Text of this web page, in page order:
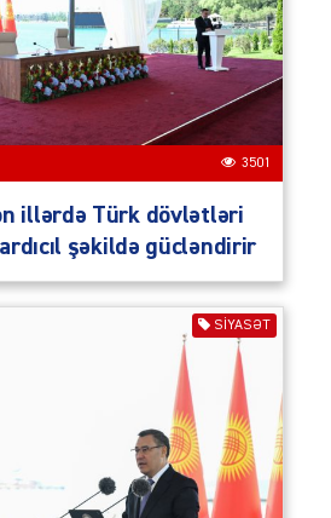
3501
illərdə Türk dövlətləri
şəkildə gücləndirir
SIYASƏT